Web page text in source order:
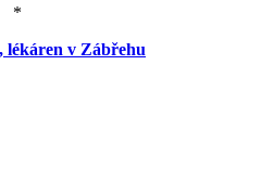
*
lékáren v Zábřehu